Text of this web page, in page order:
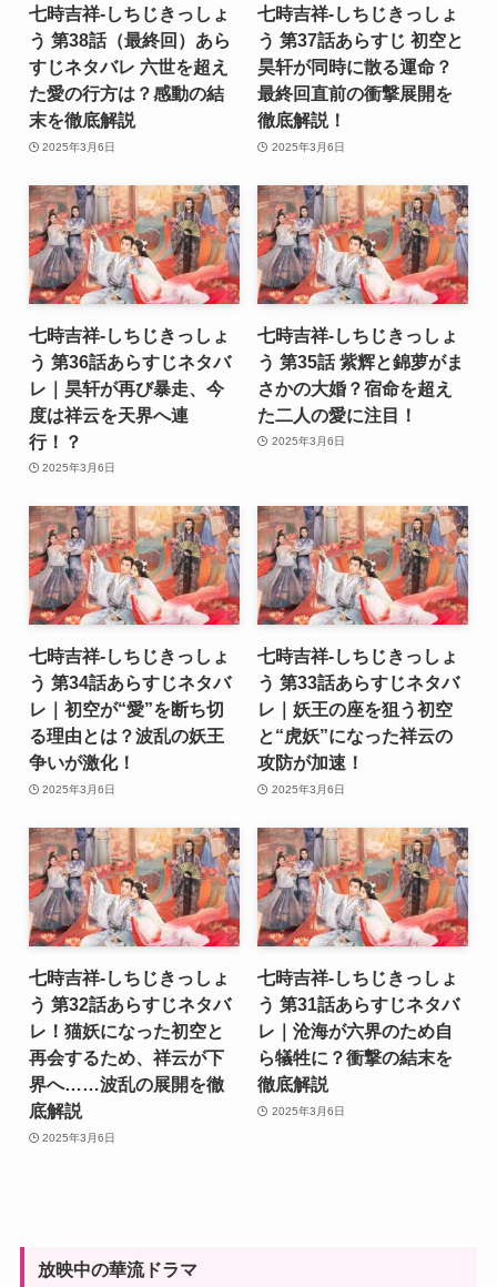
七時吉祥-しちじきっしょ
う 第38話（最終回）あら
すじネタバレ 六世を超え
た愛の行方は？感動の結
末を徹底解説
2025年3月6日
七時吉祥-しちじきっしょ
う 第37話あらすじ 初空と
昊轩が同時に散る運命？
最終回直前の衝撃展開を
徹底解説！
2025年3月6日
七時吉祥-しちじきっしょ
う 第36話あらすじネタバ
レ｜昊轩が再び暴走、今
度は祥云を天界へ連
行！？
2025年3月6日
七時吉祥-しちじきっしょ
う 第35話 紫辉と錦萝がま
さかの大婚？宿命を超え
た二人の愛に注目！
2025年3月6日
七時吉祥-しちじきっしょ
う 第34話あらすじネタバ
レ｜初空が“愛”を断ち切
る理由とは？波乱の妖王
争いが激化！
2025年3月6日
七時吉祥-しちじきっしょ
う 第33話あらすじネタバ
レ｜妖王の座を狙う初空
と“虎妖”になった祥云の
攻防が加速！
2025年3月6日
七時吉祥-しちじきっしょ
う 第32話あらすじネタバ
レ！猫妖になった初空と
再会するため、祥云が下
界へ……波乱の展開を徹
底解説
2025年3月6日
七時吉祥-しちじきっしょ
う 第31話あらすじネタバ
レ｜沧海が六界のため自
ら犠牲に？衝撃の結末を
徹底解説
2025年3月6日
放映中の華流ドラマ